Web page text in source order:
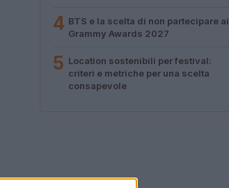
4 BTS e la scelta di non partecipare ai
Grammy Awards 2027
5 Location sostenibili per festival:
criteri e metriche per una scelta
consapevole